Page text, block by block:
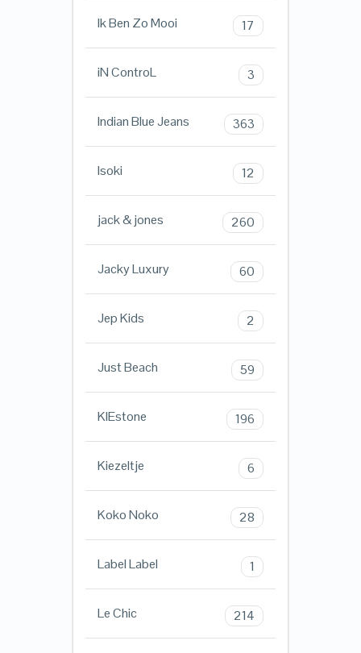
Ik Ben Zo Mooi 17
iN ControL 3
Indian Blue Jeans 363
Isoki 12
jack & jones 260
Jacky Luxury 60
Jep Kids 2
Just Beach 59
KIEstone 196
Kiezeltje 6
Koko Noko 28
Label Label 1
Le Chic 214